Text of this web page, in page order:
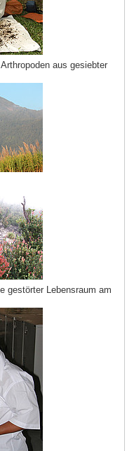
aus gesiebter
gestörter Lebensraum am